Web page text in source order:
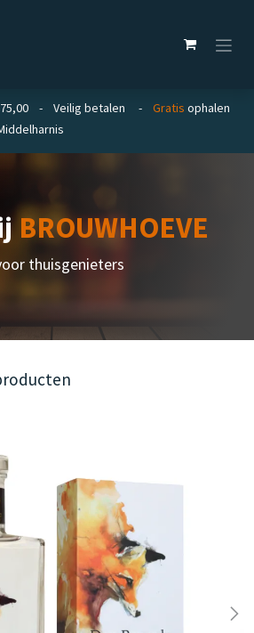
- Veilig betalen - Gratis ophalen
BROUWHOEVE
thuisgenieters